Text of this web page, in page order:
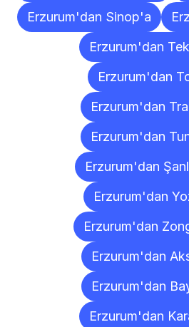
Erzurum'dan Sinop'a
Erzurum'dan
Erzurum'dan
Erzurum'dan
Erzurum'dan
Erzurum'dan
Erzurum'dan
Erzurum'dan
Erzurum'dan
Erzurum'dan
Erzurum'dan